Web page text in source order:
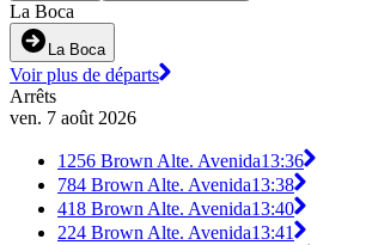
La Boca
La Boca
Voir plus de départs
Arrêts
ven. 7 août 2026
1256 Brown Alte. Avenida13:36
784 Brown Alte. Avenida13:38
418 Brown Alte. Avenida13:40
224 Brown Alte. Avenida13:41